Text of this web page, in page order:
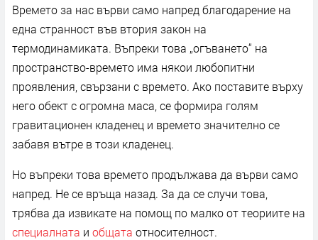
Времето за нас върви само напред благодарение на
една странност във втория закон на
термодинамиката. Въпреки това „огъването“ на
пространство-времето има някои любопитни
проявления, свързани с времето. Ако поставите върху
него обект с огромна маса, се формира голям
гравитационен кладенец и времето значително се
забавя вътре в този кладенец.
Но въпреки това времето продължава да върви само
напред. Не се връща назад. За да се случи това,
трябва да извикате на помощ по малко от теориите на
специалната и общата относителност.